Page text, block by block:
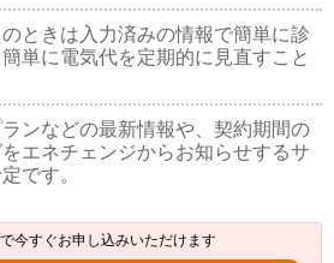
ときは入力済みの情報で簡単に診
単に電気代を定期的に見直すこと
ンなどの最新情報や、契約期間の
エネチェンジからお知らせするサ
です。
今すぐお申し込みいただけます